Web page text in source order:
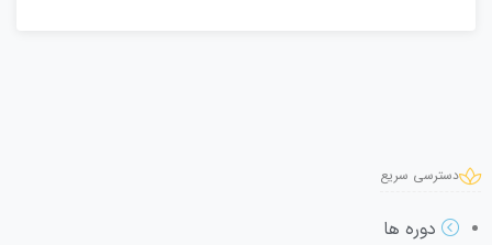
دسترسی سریع
دوره ها